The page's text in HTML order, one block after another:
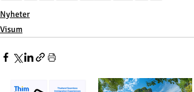
Nyheter
Visum